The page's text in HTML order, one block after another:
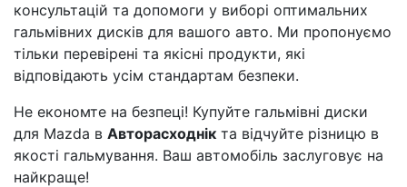
консультацій та допомоги у виборі оптимальних
гальмівних дисків для вашого авто. Ми пропонуємо
тільки перевірені та якісні продукти, які
відповідають усім стандартам безпеки.
Не економте на безпеці! Купуйте гальмівні диски
для Mazda в Авторасходнік та відчуйте різницю в
якості гальмування. Ваш автомобіль заслуговує на
найкраще!